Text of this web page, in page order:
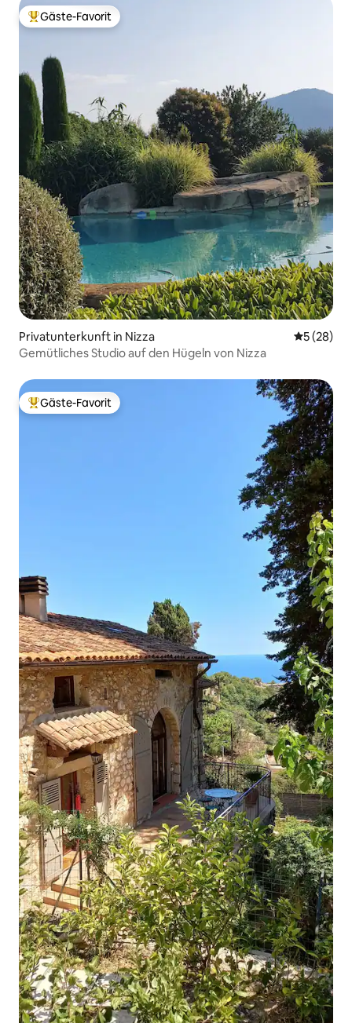
Beliebter Gäste-Favorit.
Gäste-Favorit
Privatunterkunft in Nizza
5 (28)
Gemütliches Studio auf den Hügeln von Nizza
Beliebter Gäste-Favorit.
Gäste-Favorit